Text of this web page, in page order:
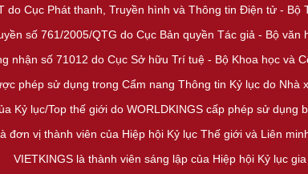
do Cục Phát thanh, Truyền hình và Thông tin Điện tử - Bộ
số 761/2005/QTG do Cục Bản quyền Tác giả - Bộ
nhận số 71012 do Cục Sở hữu Trí tuệ - Bộ Khoa học và
phép sử dụng trong Cẩm nang Thông tin Kỷ lục do Nhà
Kỷ lục/Top thế giới do WORLDKINGS cấp phép sử dụng
đơn vị thành viên của Hiệp hội Kỷ lục Thế giới và Liên
VIETKINGS là thành viên sáng lập của Hiệp hội Kỷ lục